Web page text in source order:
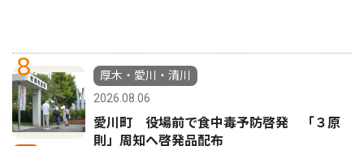
8
厚木・愛川・清川
2026.08.06
愛川町 役場前で食中毒予防啓発 「３原
則」周知へ啓発品配布